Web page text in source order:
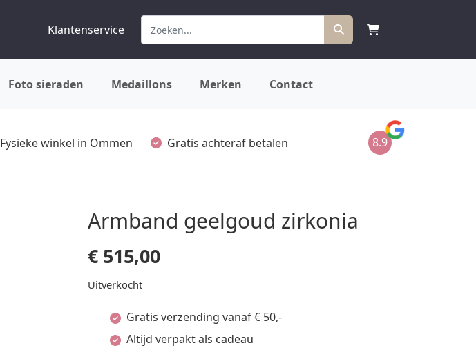
Klantenservice
Foto sieraden Medaillons Merken Contact
Fysieke winkel in Ommen Gratis achteraf betalen 8.9
Armband geelgoud zirkonia
€ 515,00
Uitverkocht
Gratis verzending vanaf € 50,-
Altijd verpakt als cadeau